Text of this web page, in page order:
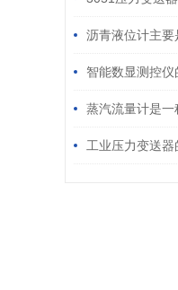
冲击和抗电磁干扰
沥青液位计主
智能数显测控
蒸汽流量计是
工业压力变送